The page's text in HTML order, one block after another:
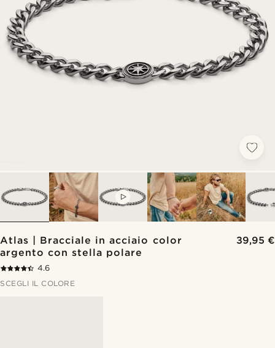
Atlas | Bracciale in acciaio color
argento con stella polare
39,95 €
4.6
SCEGLI IL COLORE